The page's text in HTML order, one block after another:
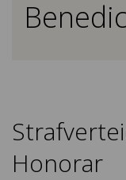
Honorar